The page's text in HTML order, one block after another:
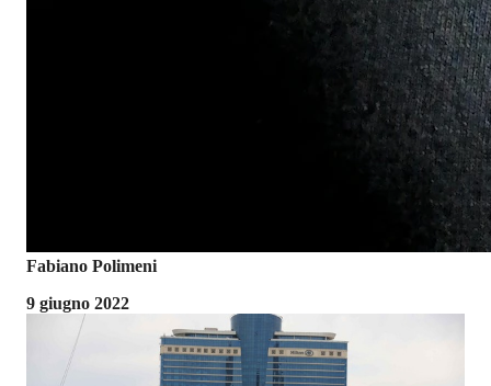
Fabiano Polimeni
9 giugno 2022